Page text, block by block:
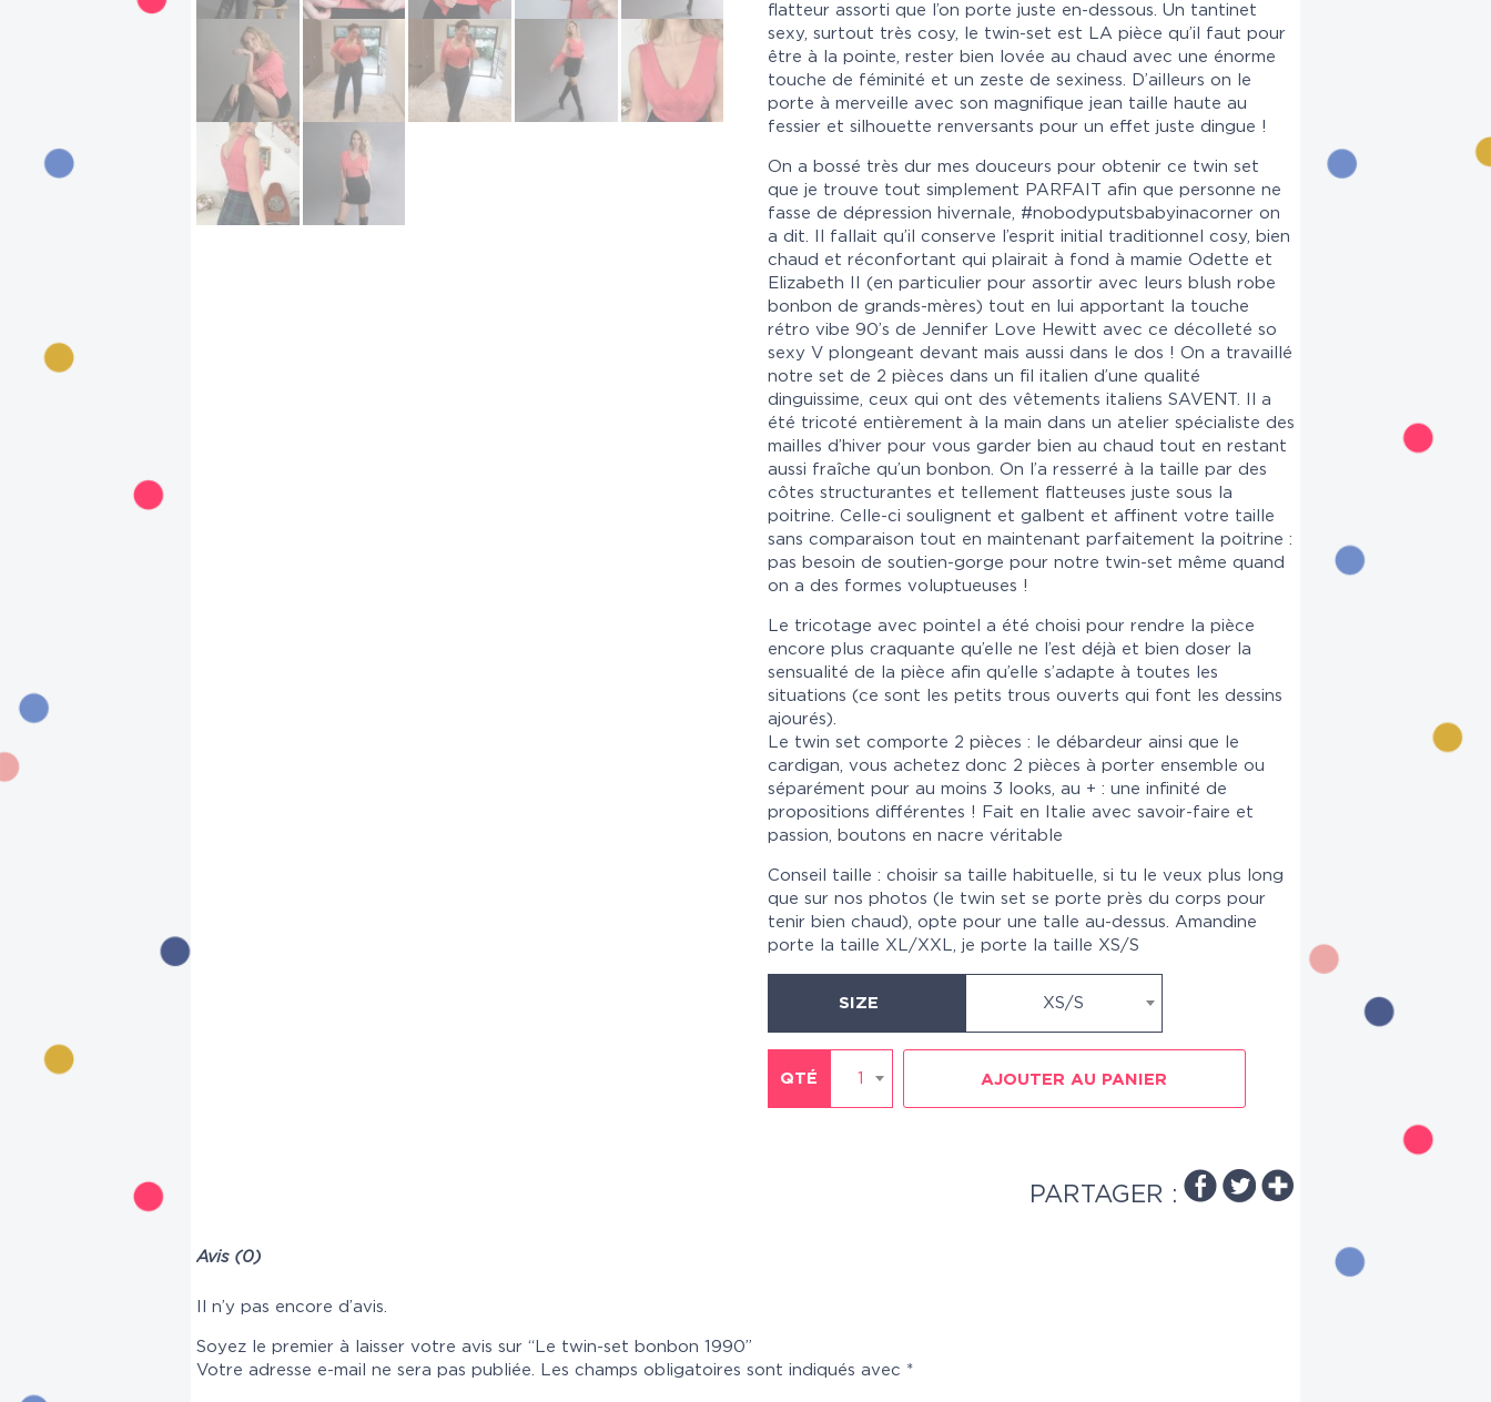
flatteur assorti que l’on porte juste en-dessous. Un tantinet
sexy, surtout très cosy, le twin-set est LA pièce qu’il faut pour
être à la pointe, rester bien lovée au chaud avec une énorme
touche de féminité et un zeste de sexiness. D’ailleurs on le
porte à merveille avec son magnifique jean taille haute au
fessier et silhouette renversants pour un effet juste dingue !
On a bossé très dur mes douceurs pour obtenir ce twin set
que je trouve tout simplement PARFAIT afin que personne ne
fasse de dépression hivernale, #nobodyputsbabyinacorner on
a dit. Il fallait qu’il conserve l’esprit initial traditionnel cosy, bien
chaud et réconfortant qui plairait à fond à mamie Odette et
Elizabeth II (en particulier pour assortir avec leurs blush robe
bonbon de grands-mères) tout en lui apportant la touche
rétro vibe 90’s de Jennifer Love Hewitt avec ce décolleté so
sexy V plongeant devant mais aussi dans le dos ! On a travaillé
notre set de 2 pièces dans un fil italien d’une qualité
dinguissime, ceux qui ont des vêtements italiens SAVENT. Il a
été tricoté entièrement à la main dans un atelier spécialiste des
mailles d’hiver pour vous garder bien au chaud tout en restant
aussi fraîche qu’un bonbon. On l’a resserré à la taille par des
côtes structurantes et tellement flatteuses juste sous la
poitrine. Celle-ci soulignent et galbent et affinent votre taille
sans comparaison tout en maintenant parfaitement la poitrine :
pas besoin de soutien-gorge pour notre twin-set même quand
on a des formes voluptueuses !
Le tricotage avec pointel a été choisi pour rendre la pièce
encore plus craquante qu’elle ne l’est déjà et bien doser la
sensualité de la pièce afin qu’elle s’adapte à toutes les
situations (ce sont les petits trous ouverts qui font les dessins
ajourés).
Le twin set comporte 2 pièces : le débardeur ainsi que le
cardigan, vous achetez donc 2 pièces à porter ensemble ou
séparément pour au moins 3 looks, au + : une infinité de
propositions différentes ! Fait en Italie avec savoir-faire et
passion, boutons en nacre véritable
Conseil taille : choisir sa taille habituelle, si tu le veux plus long
que sur nos photos (le twin set se porte près du corps pour
tenir bien chaud), opte pour une talle au-dessus. Amandine
porte la taille XL/XXL, je porte la taille XS/S
SIZE XS/S
QTÉ 1 AJOUTER AU PANIER
PARTAGER :
Avis (0)
Il n’y pas encore d’avis.
Soyez le premier à laisser votre avis sur “Le twin-set bonbon 1990”
Votre adresse e-mail ne sera pas publiée. Les champs obligatoires sont indiqués avec *